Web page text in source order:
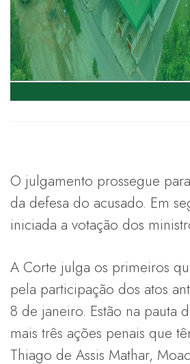
O julgamento prossegue
da defesa do acusado. Em
iniciada a votação dos
A Corte julga os primeiros
pela participação dos atos
8 de janeiro. Estão na pauta
mais três ações penais que
Thiago de Assis Mathar,